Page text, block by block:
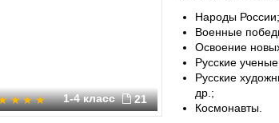
1-4 класс 21
Народы России;
Военные
Освоение
Русские
Русские
др.;
Космонавты.